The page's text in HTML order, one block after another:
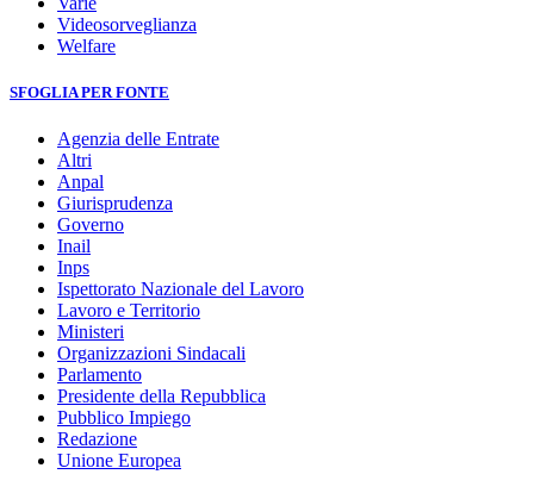
Videosorveglianza
Welfare
SFOGLIA PER FONTE
Agenzia delle Entrate
Altri
Anpal
Giurisprudenza
Governo
Inail
Inps
Ispettorato Nazionale del Lavoro
Lavoro e Territorio
Ministeri
Organizzazioni Sindacali
Parlamento
Presidente della Repubblica
Pubblico Impiego
Redazione
Unione Europea